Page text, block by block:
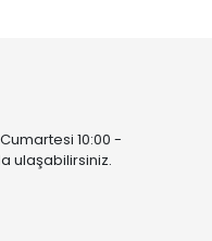
10:00 -
ulaşabilirsiniz.